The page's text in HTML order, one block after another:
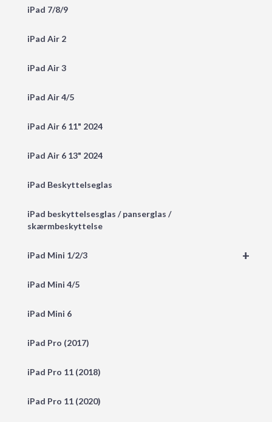
iPad 7/8/9
iPad Air 2
iPad Air 3
iPad Air 4/5
iPad Air 6 11" 2024
iPad Air 6 13" 2024
iPad Beskyttelseglas
iPad beskyttelsesglas / panserglas /
skærmbeskyttelse
+
iPad Mini 1/2/3
iPad Mini 4/5
iPad Mini 6
iPad Pro (2017)
iPad Pro 11 (2018)
iPad Pro 11 (2020)